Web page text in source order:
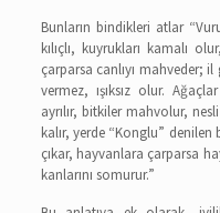
Bunların bindikleri atlar
kılıçlı, kuyrukları kamalı
çarparsa canlıyı mahveder;
vermez, ışıksız olur.
ayrılır, bitkiler mahvolur,
kalır, yerde “Konglu”
çıkar, hayvanlara çarparsa
kanlarını somurur.”